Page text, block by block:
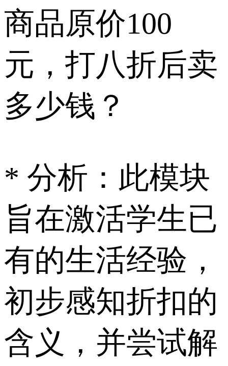
商品原价100
元，打八折后卖
多少钱？
* 分析：此模块
旨在激活学生已
有的生活经验，
初步感知折扣的
含义，并尝试解